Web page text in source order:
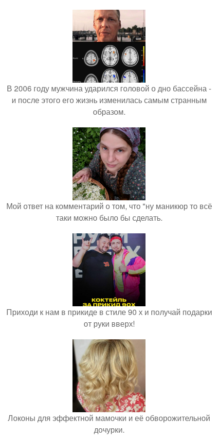
В 2006 году мужчина ударился головой о дно бассейна -
и после этого его жизнь изменилась самым странным
образом.
Мой ответ на комментарий о том, что "ну маникюр то всё
таки можно было бы сделать.
Приходи к нам в прикиде в стиле 90 х и получай подарки
от руки вверх!
Локоны для эффектной мамочки и её обворожительной
дочурки.